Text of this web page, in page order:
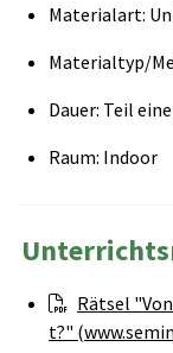
Materialart:
Materialtyp/
Dauer: Teil
Raum: Indoor
Rätsel
t?"